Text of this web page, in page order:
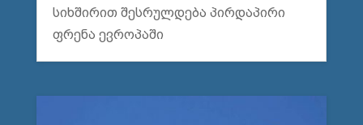
სიხშირით შესრულდება პირდაპირი
ფრენა ევროპაში